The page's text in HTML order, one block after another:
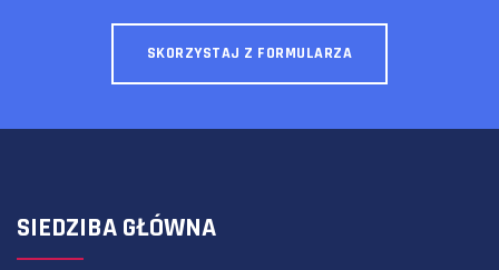
SKORZYSTAJ Z FORMULARZA
SIEDZIBA GŁÓWNA